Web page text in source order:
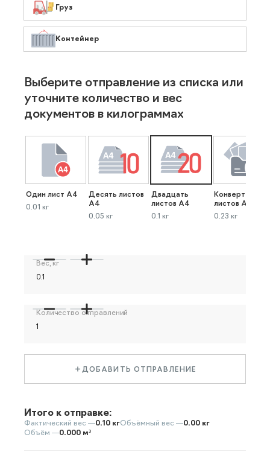
Груз
Контейнер
Выберите отправление из списка или
уточните количество и вес
документов в килограммах
Один лист А4
0.01 кг
Десять листов
А4
0.05 кг
Двадцать
листов А4
0.1 кг
Конверт до 40
листов А4
0.23 кг
Вес, кг
Количество отправлений
ДОБАВИТЬ ОТПРАВЛЕНИЕ
Итого к отправке:
Фактический вес —0.10 кгОбъёмный вес —0.00 кг
Объём —0.000 м³